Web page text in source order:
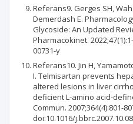
Referans9. Gerges SH,
Demerdash E.
Glycoside: An Updated
Pharmacokinet.
00731-y
Referans10. Jin H,
I. Telmisartan prevents
altered lesions in liver
deficient L-amino acid-
Commun. 2007;364(4):801-
doi:10.1016/